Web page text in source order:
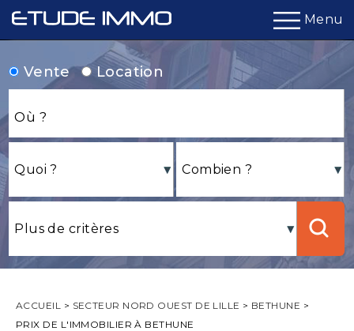
Menu
Vente Location
ACCUEIL > SECTEUR NORD OUEST DE LILLE > BETHUNE >
PRIX DE L'IMMOBILIER À BETHUNE